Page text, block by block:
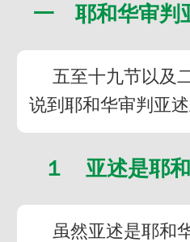
一 耶和华审判
五至十九节以及
说到耶和华审判亚述
１ 亚述是耶
虽然亚述是耶和